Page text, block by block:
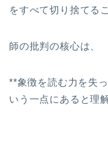
をすべて切り捨てる
師の批判の核心は、
**象徴を読む力を失
いう一点にあると理